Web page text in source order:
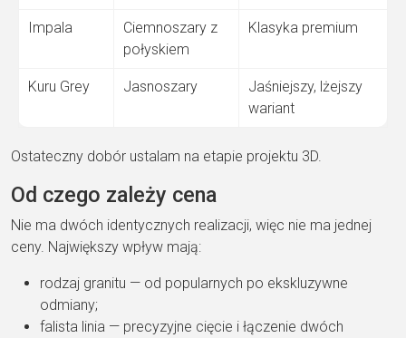
Impala
Ciemnoszary z
połyskiem
Klasyka premium
Kuru Grey Jasnoszary
Jaśniejszy, lżejszy
wariant
Ostateczny dobór ustalam na etapie projektu 3D.
Od czego zależy cena
Nie ma dwóch identycznych realizacji, więc nie ma jednej
ceny. Największy wpływ mają:
rodzaj granitu — od popularnych po ekskluzywne
odmiany;
falista linia — precyzyjne cięcie i łączenie dwóch